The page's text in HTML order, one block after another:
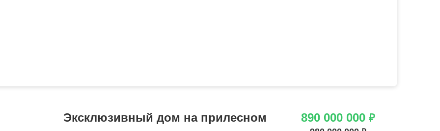
Эксклюзивный дом на прилесном
890 000 000 ₽